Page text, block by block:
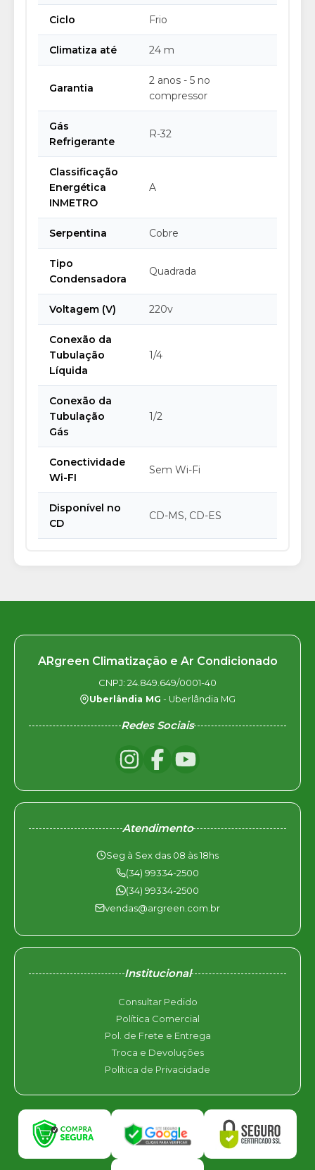
Ciclo Frio
Climatiza até 24 m
Garantia
2 anos - 5 no
compressor
Gás
Refrigerante
R-32
Classificação
Energética
INMETRO
A
Serpentina Cobre
Tipo
Condensadora
Quadrada
Voltagem (V) 220v
Conexão da
Tubulação
Líquida
1/4
Conexão da
Tubulação
Gás
1/2
Conectividade
Wi-FI
Sem Wi-Fi
Disponível no
CD
CD-MS, CD-ES
ARgreen Climatização e Ar Condicionado
CNPJ: 24.849.649/0001-40
Uberlândia MG - Uberlândia MG
Redes Sociais
Atendimento
Seg à Sex das 08 às 18hs
(34) 99334-2500
(34) 99334-2500
vendas@argreen.com.br
Institucional
Consultar Pedido
Política Comercial
Pol. de Frete e Entrega
Troca e Devoluções
Política de Privacidade